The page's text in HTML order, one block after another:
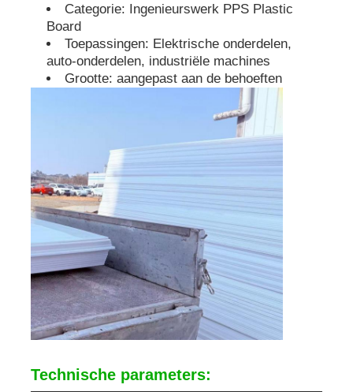
Categorie: Ingenieurswerk PPS Plastic
Board
Toepassingen: Elektrische onderdelen,
auto-onderdelen, industriële machines
Grootte: aangepast aan de behoeften
Technische parameters: